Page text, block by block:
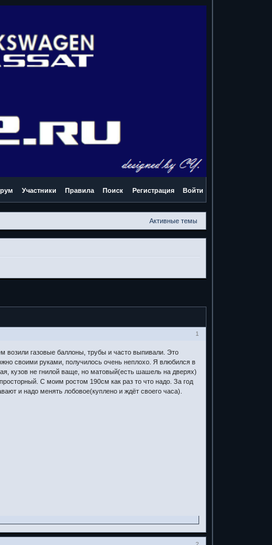
Участники Правила Поиск Регистрация Войти
Активные темы
1
возили газовые баллоны, трубы и часто выпивали. Это
своими руками, получилось очень неплохо. Я влюбился в
кузов не гнилой ваще, но матовый(есть шашель на дверях)
С моим ростом 190см как раз то что надо. За год
и надо менять лобовое(куплено и ждёт своего часа).